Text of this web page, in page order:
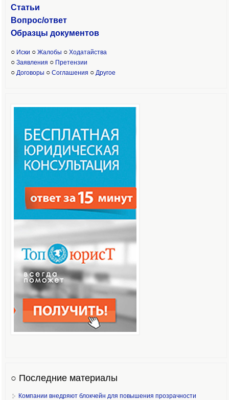
Статьи
Вопрос/ответ
Образцы документов
○ Иски ○ Жалобы ○ Ходатайства
○ Заявления ○ Претензии
○ Договоры ○ Соглашения ○ Другое
○ Последние материалы
Компании внедряют блокчейн для повышения прозрачности